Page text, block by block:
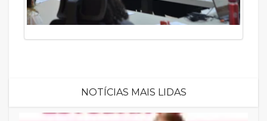
NOTÍCIAS MAIS LIDAS